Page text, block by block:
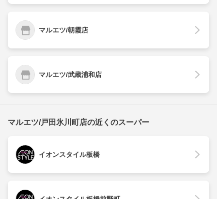
マルエツ/朝霞店
マルエツ/武蔵浦和店
マルエツ/戸田氷川町店の近くのスーパー
イオンスタイル板橋